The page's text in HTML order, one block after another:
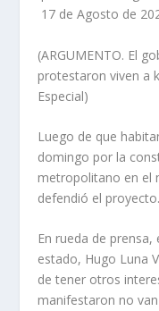
17 de Agosto de
(ARGUMENTO. El
protestaron viven a
Especial)
Luego de que
domingo por la
metropolitano en el
defendió el proyecto.
En rueda de
estado, Hugo Luna
de tener otros
manifestaron no